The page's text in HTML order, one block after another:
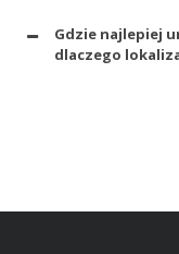
Gdzie najlepiej
dlaczego